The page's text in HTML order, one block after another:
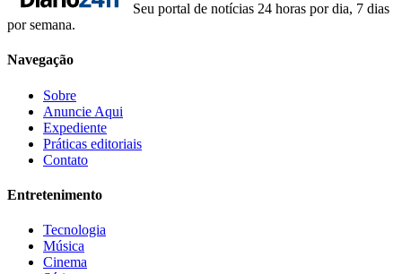
Seu portal de notícias 24 horas por dia, 7 dias
por semana.
Navegação
Sobre
Anuncie Aqui
Expediente
Práticas editoriais
Contato
Entretenimento
Tecnologia
Música
Cinema